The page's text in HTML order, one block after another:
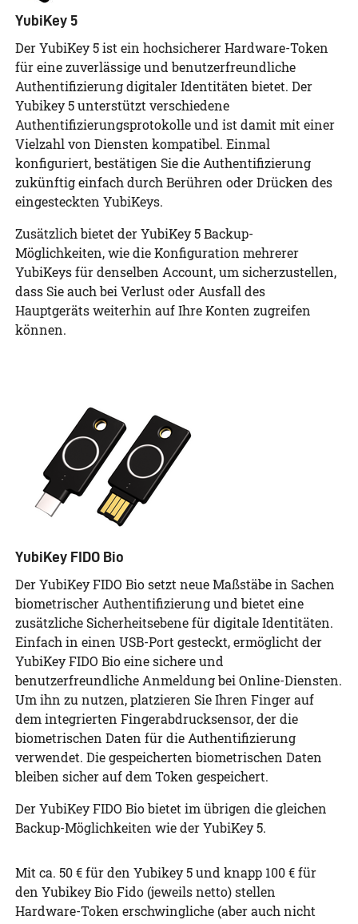
YubiKey 5
Der YubiKey 5 ist ein hochsicherer Hardware-Token
für eine zuverlässige und benutzerfreundliche
Authentifizierung digitaler Identitäten bietet. Der
Yubikey 5 unterstützt verschiedene
Authentifizierungsprotokolle und ist damit mit einer
Vielzahl von Diensten kompatibel. Einmal
konfiguriert, bestätigen Sie die Authentifizierung
zukünftig einfach durch Berühren oder Drücken des
eingesteckten YubiKeys.
Zusätzlich bietet der YubiKey 5 Backup-
Möglichkeiten, wie die Konfiguration mehrerer
YubiKeys für denselben Account, um sicherzustellen,
dass Sie auch bei Verlust oder Ausfall des
Hauptgeräts weiterhin auf Ihre Konten zugreifen
können.
YubiKey FIDO Bio
Der YubiKey FIDO Bio setzt neue Maßstäbe in Sachen
biometrischer Authentifizierung und bietet eine
zusätzliche Sicherheitsebene für digitale Identitäten.
Einfach in einen USB-Port gesteckt, ermöglicht der
YubiKey FIDO Bio eine sichere und
benutzerfreundliche Anmeldung bei Online-Diensten.
Um ihn zu nutzen, platzieren Sie Ihren Finger auf
dem integrierten Fingerabdrucksensor, der die
biometrischen Daten für die Authentifizierung
verwendet. Die gespeicherten biometrischen Daten
bleiben sicher auf dem Token gespeichert.
Der YubiKey FIDO Bio bietet im übrigen die gleichen
Backup-Möglichkeiten wie der YubiKey 5.
Mit ca. 50 € für den Yubikey 5 und knapp 100 € für
den Yubikey Bio Fido (jeweils netto) stellen
Hardware-Token erschwingliche (aber auch nicht